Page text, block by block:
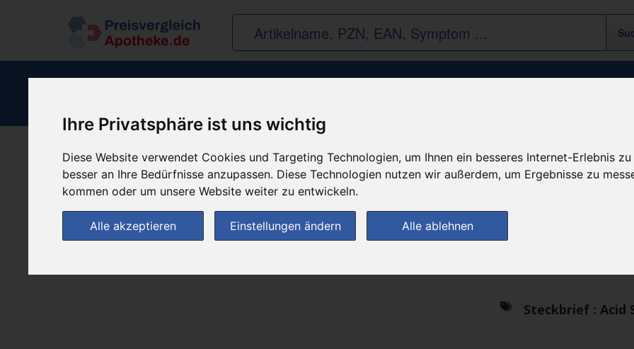
Ihre Privatsphäre ist uns wichtig
Diese Website verwendet Cookies und Targeting Technologien, um Ihnen ein besseres Internet-Erlebnis
besser an Ihre Bedürfnisse anzupassen. Diese Technologien nutzen wir außerdem, um Ergebnisse zu
kommen oder um unsere Website weiter zu entwickeln.
Alle akzeptieren Einstellungen ändern Alle ablehnen
Produkt empfehlen
Steckbrief : Acid